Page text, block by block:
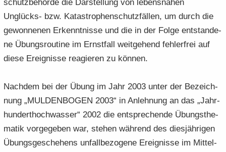
schutz­be­hör­de die Dar­stel­lung von le­bens­na­hen
Unglücks-​ bzw. Ka­ta­stro­phen­schutz­fäl­len, um durch die
ge­won­ne­nen Er­kennt­nis­se und die in der Folge ent­stan­de­
ne Übungs­rou­ti­ne im Ernst­fall weit­ge­hend feh­ler­frei auf
diese Er­eig­nis­se re­agie­ren zu kön­nen.
Nach­dem bei der Übung im Jahr 2003 unter der Be­zeich­
nung „MUL­DEN­BO­GEN 2003“ in An­leh­nung an das „Jahr­
hun­dert­hoch­was­ser“ 2002 die ent­spre­chen­de Übungs­the­
ma­tik vor­ge­ge­ben war, ste­hen wäh­rend des dies­jäh­ri­gen
Übungs­ge­sche­hens un­fall­be­zo­ge­ne Er­eig­nis­se im Mit­tel­